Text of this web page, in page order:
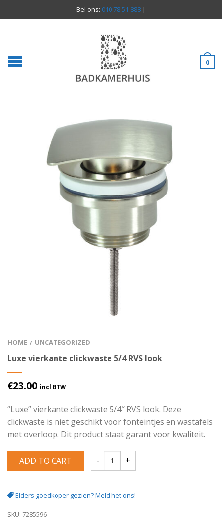
Bel ons: 010 78 51 888 |
0
HOME / UNCATEGORIZED
Luxe vierkante clickwaste 5/4 RVS look
€23.00 incl BTW
“Luxe” vierkante clickwaste 5/4″ RVS look. Deze
clickwaste is niet geschikt voor fonteintjes en wastafels
met overloop. Dit product staat garant voor kwaliteit.
ADD TO CART
Elders goedkoper gezien? Meld het ons!
SKU: 7285596